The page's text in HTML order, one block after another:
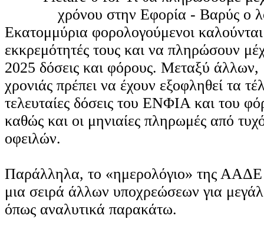
Εκατομμύρια φορολογούμενοι
εκκρεμότητές τους και να πληρώσουν
2025 δόσεις και φόρους. Μεταξύ άλλων,
χρονιάς πρέπει να έχουν εξοφληθεί τα
τελευταίες δόσεις του ΕΝΦΙΑ και του
καθώς και οι μηνιαίες πληρωμές από
οφειλών.
Παράλληλα, το «ημερολόγιο» της ΑΑΔΕ
μια σειρά άλλων υποχρεώσεων για
όπως αναλυτικά παρακάτω.